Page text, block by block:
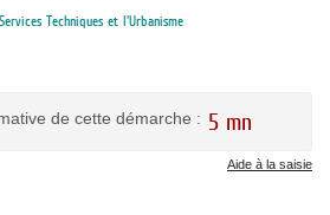
Techniques et l'Urbanisme
de cette démarche : 5 mn
Aide à la saisie